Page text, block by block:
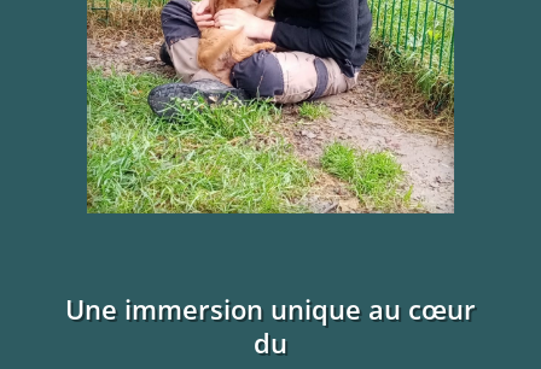
Une immersion unique au cœur
du